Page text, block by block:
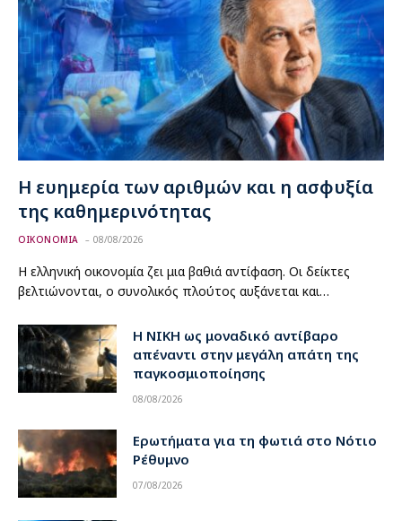
Η ευημερία των αριθμών και η ασφυξία
της καθημερινότητας
ΟΙΚΟΝΟΜΙΑ 08/08/2026
Η ελληνική οικονομία ζει μια βαθιά αντίφαση. Οι δείκτες
βελτιώνονται, ο συνολικός πλούτος αυξάνεται και…
Η ΝΙΚΗ ως μοναδικό αντίβαρο
απέναντι στην μεγάλη απάτη της
παγκοσμιοποίησης
08/08/2026
Ερωτήματα για τη φωτιά στο Νότιο
Ρέθυμνο
07/08/2026